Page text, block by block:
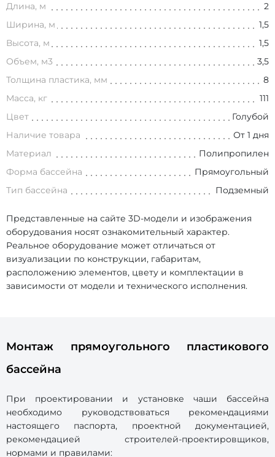
Длина, м
2
Ширина, м
1,5
Высота, м
1,5
Объем, м3
3,5
Толщина пластика, мм
8
Масса, кг
111
Цвет
Голубой
Наличие товара
От 1 дня
Материал
Полипропилен
Форма бассейна
Прямоугольный
Тип бассейна
Подземный
Представленные на сайте 3D-модели и изображения
оборудования носят ознакомительный характер.
Реальное оборудование может отличаться от
визуализации по конструкции, габаритам,
расположению элементов, цвету и комплектации в
зависимости от модели и технического исполнения.
Монтаж прямоугольного пластикового
бассейна
При проектировании и установке чаши бассейна
необходимо руководствоваться рекомендациями
настоящего паспорта, проектной документацией,
рекомендацией строителей-проектировщиков,
нормами и правилами: